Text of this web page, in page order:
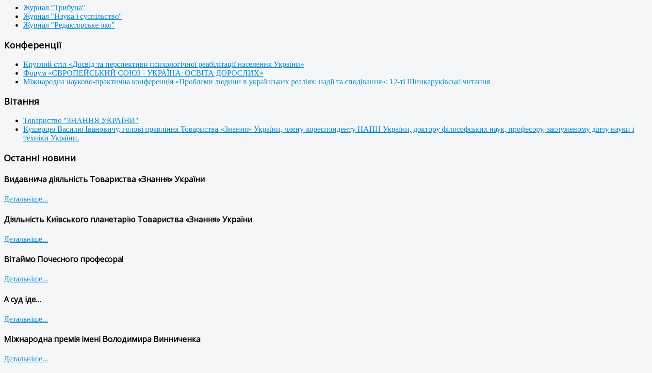
Журнал "Трибуна"
Журнал "Наука і суспільство"
Журнал "Редакторське око"
Конференції
Круглий стіл «Досвід та перспективи психологічної реабілітації населення України»
Форум «ЄВРОПЕЙСЬКИЙ СОЮЗ - УКРАЇНА: ОСВІТА ДОРОСЛИХ»
Міжнародна науково-практична конференція «Проблеми людини в українських реаліях: надії та сподівання»: 12-ті Шинкаруківські читання
Вітання
Товариство "ЗНАННЯ УКРАЇНИ"
Кушерцю Василю Івановичу, голові правління Товариства «Знання» України, члену-кореспонденту НАПН України, доктору філософських наук, професору, заслуженому діячу науки і
техніки України.
Останні новини
Видавнича діяльність Товариства «Знання» України
Детальніше...
Діяльність Київського планетарію Товариства «Знання» України
Детальніше...
Вітаймо Почесного професора!
Детальніше...
А суд іде…
Детальніше...
Міжнародна премія імені Володимира Винниченка
Детальніше...